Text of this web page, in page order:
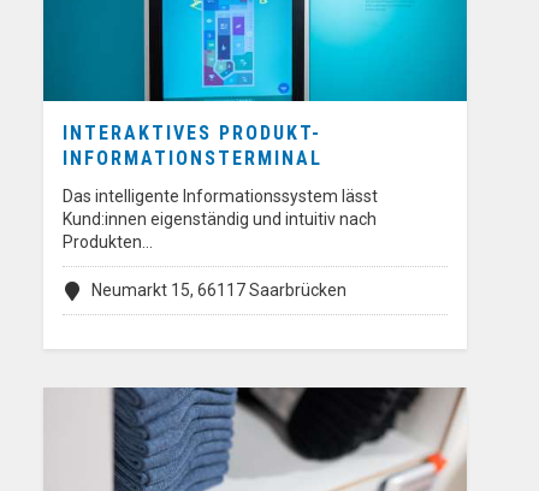
INTERAKTIVES PRODUKT-
INFORMATIONSTERMINAL
Das intelligente Informationssystem lässt
Kund:innen eigenständig und intuitiv nach
Produkten…
Neumarkt 15, 66117 Saarbrücken